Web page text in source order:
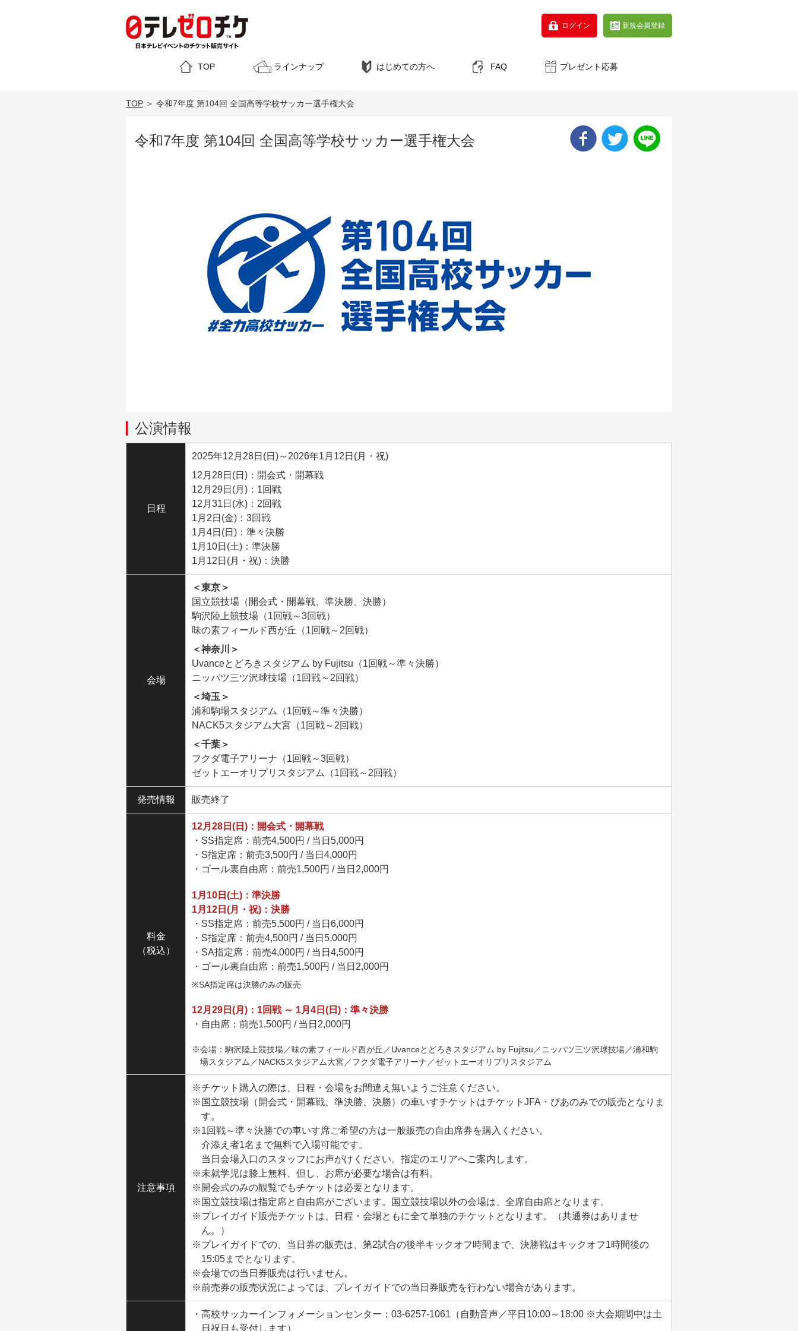
ログイン 新規会員登録
ラインナップ はじめての方へ
TOP ラインナップ はじめての方へ FAQ プレゼント応募
TOP ＞ 令和7年度 第104回 全国高等学校サッカー選手権大会
令和7年度 第104回 全国高等学校サッカー選手権大会
公演情報
日程
2025年12月28日(日)～2026年1月12日(月・祝)
12月28日(日)：開会式・開幕戦
12月29日(月)：1回戦
12月31日(水)：2回戦
1月2日(金)：3回戦
1月4日(日)：準々決勝
1月10日(土)：準決勝
1月12日(月・祝)：決勝
会場
＜東京＞
国立競技場（開会式・開幕戦、準決勝、決勝）
駒沢陸上競技場（1回戦～3回戦）
味の素フィールド西が丘（1回戦～2回戦）
＜神奈川＞
Uvanceとどろきスタジアム by Fujitsu（1回戦～準々決勝）
ニッパツ三ツ沢球技場（1回戦～2回戦）
＜埼玉＞
浦和駒場スタジアム（1回戦～準々決勝）
NACK5スタジアム大宮（1回戦～2回戦）
＜千葉＞
フクダ電子アリーナ（1回戦～3回戦）
ゼットエーオリプリスタジアム（1回戦～2回戦）
発売情報 販売終了
料金
（税込）
12月28日(日)：開会式・開幕戦
・SS指定席：前売4,500円 / 当日5,000円
・S指定席：前売3,500円 / 当日4,000円
・ゴール裏自由席：前売1,500円 / 当日2,000円
1月10日(土)：準決勝
1月12日(月・祝)：決勝
・SS指定席：前売5,500円 / 当日6,000円
・S指定席：前売4,500円 / 当日5,000円
・SA指定席：前売4,000円 / 当日4,500円
・ゴール裏自由席：前売1,500円 / 当日2,000円
※SA指定席は決勝のみの販売
12月29日(月)：1回戦 ～ 1月4日(日)：準々決勝
・自由席：前売1,500円 / 当日2,000円
※会場：駒沢陸上競技場／味の素フィールド西が丘／Uvanceとどろきスタジアム by Fujitsu／ニッパツ三ツ沢球技場／浦和駒
場スタジアム／NACK5スタジアム大宮／フクダ電子アリーナ／ゼットエーオリプリスタジアム
注意事項
※チケット購入の際は、日程・会場をお間違え無いようご注意ください。
※国立競技場（開会式・開幕戦、準決勝、決勝）の車いすチケットはチケットJFA・ぴあのみでの販売となりま
す。
※1回戦～準々決勝での車いす席ご希望の方は一般販売の自由席券を購入ください。
介添え者1名まで無料で入場可能です。
当日会場入口のスタッフにお声がけください。指定のエリアへご案内します。
※未就学児は膝上無料、但し、お席が必要な場合は有料。
※開会式のみの観覧でもチケットは必要となります。
※国立競技場は指定席と自由席がございます。国立競技場以外の会場は、全席自由席となります。
※プレイガイド販売チケットは、日程・会場ともに全て単独のチケットとなります。（共通券はありませ
ん。）
※プレイガイドでの、当日券の販売は、第2試合の後半キックオフ時間まで、決勝戦はキックオフ1時間後の
15:05までとなります。
※会場での当日券販売は行いません。
※前売券の販売状況によっては、プレイガイドでの当日券販売を行わない場合があります。
・高校サッカーインフォメーションセンター：03-6257-1061（自動音声／平日10:00～18:00 ※大会期間中は土
日祝日も受付します）